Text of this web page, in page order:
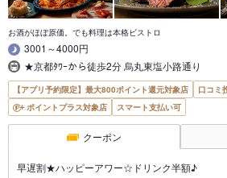
お酒がほぼ原価。でも料理は本格ビストロ
3001～4000円
★京都ﾀﾜｰから徒歩2分 烏丸東塩小路通り
【アプリ予約限定】最大800ポイント還元対象店
口コミ
ポイントプラス対象店
スマート支払い可
クーポン
早遅割★ハッピーアワー☆ドリンク半額♪